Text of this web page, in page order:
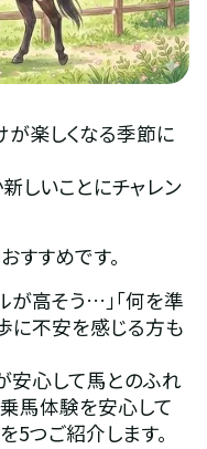
楽しくなる季節に
しいことにチャレン
すすめです。
が高そう…」「何を準
に不安を感じる方も
安心して馬とのふれ
馬体験を安心して
5つご紹介します。